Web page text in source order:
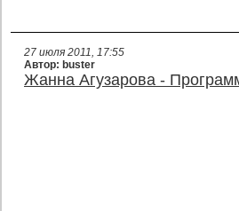
27 июля 2011, 17:55
Автор: buster
Жанна Агузарова -